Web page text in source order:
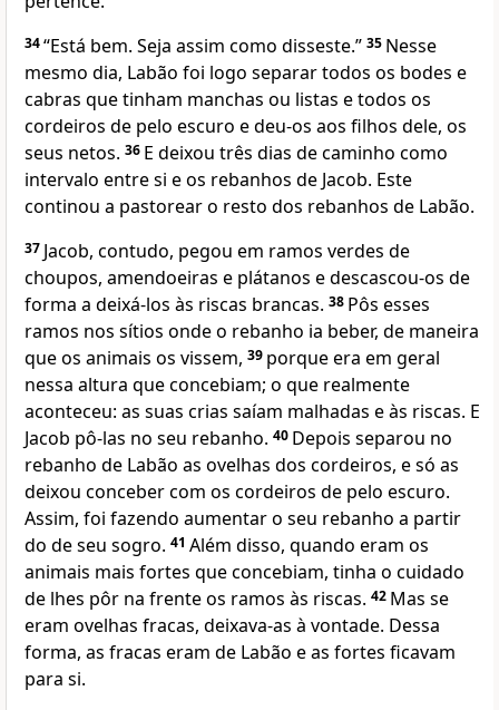
34“Está bem. Seja assim como disseste.” 35 Nesse
mesmo dia, Labão foi logo separar todos os bodes e
cabras que tinham manchas ou listas e todos os
cordeiros de pelo escuro e deu-os aos filhos dele, os
seus netos. 36 E deixou três dias de caminho como
intervalo entre si e os rebanhos de Jacob. Este
continou a pastorear o resto dos rebanhos de Labão.
37 Jacob, contudo, pegou em ramos verdes de
choupos, amendoeiras e plátanos e descascou-os de
forma a deixá-los às riscas brancas. 38 Pôs esses
ramos nos sítios onde o rebanho ia beber, de maneira
que os animais os vissem, 39 porque era em geral
nessa altura que concebiam; o que realmente
aconteceu: as suas crias saíam malhadas e às riscas. E
Jacob pô-las no seu rebanho. 40 Depois separou no
rebanho de Labão as ovelhas dos cordeiros, e só as
deixou conceber com os cordeiros de pelo escuro.
Assim, foi fazendo aumentar o seu rebanho a partir
do de seu sogro. 41 Além disso, quando eram os
animais mais fortes que concebiam, tinha o cuidado
de lhes pôr na frente os ramos às riscas. 42 Mas se
eram ovelhas fracas, deixava-as à vontade. Dessa
forma, as fracas eram de Labão e as fortes ficavam
para si.